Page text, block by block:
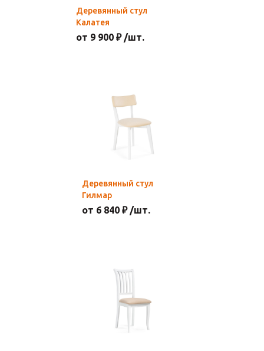
Деревянный стул
Калатея
от 9 900 ₽ /шт.
Деревянный стул
Гилмар
от 6 840 ₽ /шт.